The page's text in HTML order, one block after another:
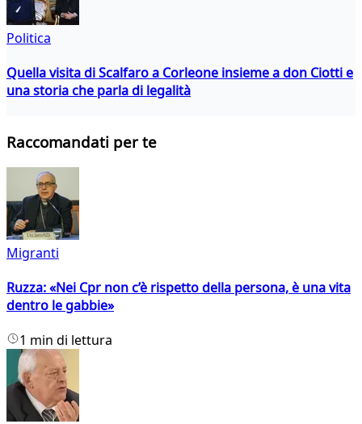
Politica
Quella visita di Scalfaro a Corleone insieme a don Ciotti e
una storia che parla di legalità
Raccomandati per te
Migranti
Ruzza: «Nei Cpr non c’è rispetto della persona, è una vita
dentro le gabbie»
1 min di lettura